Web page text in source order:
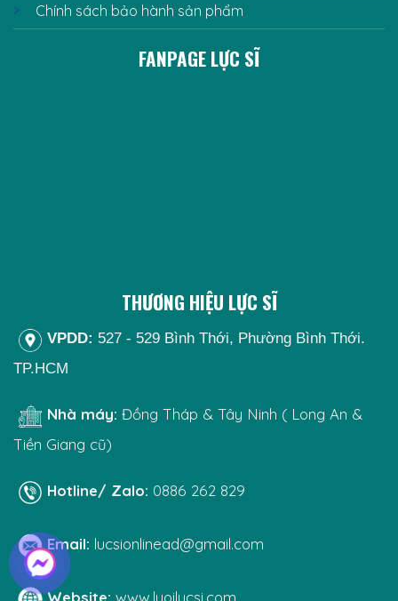
Chính sách bảo hành sản phẩm
FANPAGE LỰC SĨ
THƯƠNG HIỆU LỰC SĨ
VPDD: 527 - 529 Bình Thới, Phường Bình Thới.
TP.HCM
Nhà máy: Đồng Tháp & Tây Ninh ( Long An &
Tiền Giang cũ)
Hotline/ Zalo: 0886 262 829
Email: lucsionlinead@gmail.com
Website: www.luoilucsi.com